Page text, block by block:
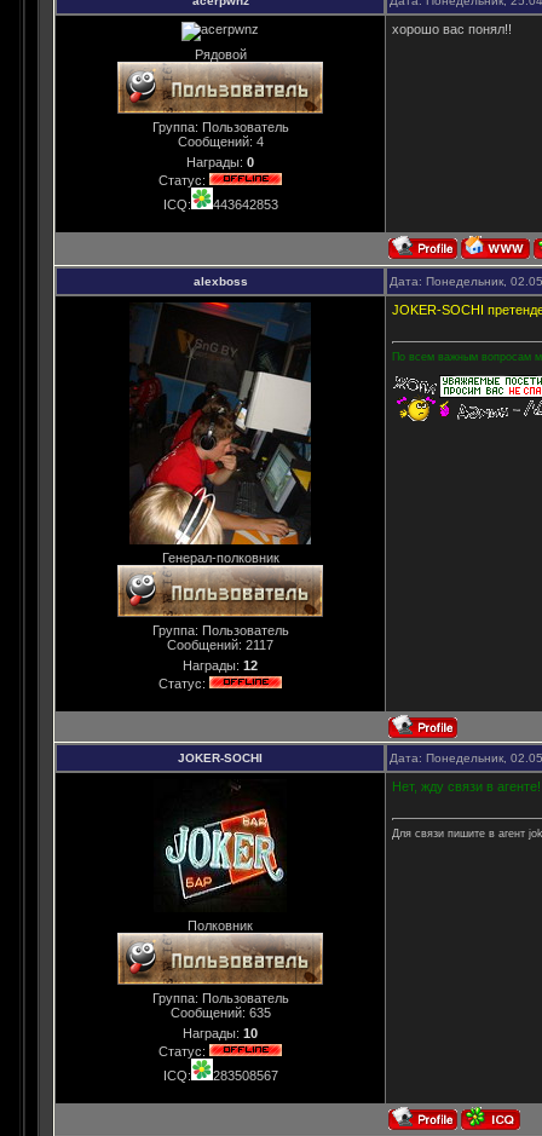
Рядовой
Группа: Пользователь
Сообщений: 4
Награды: 0
Статус:
ICQ:
443642853
хорошо вас понял!!
alexboss Дата: Понедельник,
Генерал-полковник
Группа: Пользователь
Сообщений: 2117
Награды: 12
Статус:
JOKER-SOCHI
По всем важным вопросам
JOKER-SOCHI Дата: Понедельник,
Полковник
Группа: Пользователь
Сообщений: 635
Награды: 10
Статус:
ICQ:
283508567
Нет, жду связи в агенте!
Для связи пишите в агент